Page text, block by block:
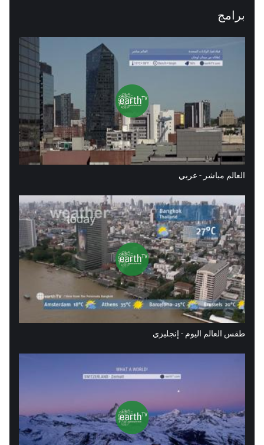
برامج
العالم مباشر - عربي
طقس العالم اليوم - إنجليزي